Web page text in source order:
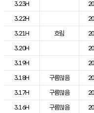
3.23H
3.22H
3.21H
흐림
3.20H
3.19H
3.18H
구름많음
3.17H
구름많음
3.16H
구름많음